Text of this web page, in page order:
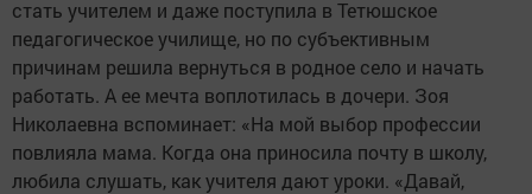
стать учителем и даже поступила в Тетюшское
педагогическое училище, но по субъективным
причинам решила вернуться в родное село и начать
работать. А ее мечта воплотилась в дочери. Зоя
Николаевна вспоминает: «На мой выбор профессии
повлияла мама. Когда она приносила почту в школу,
любила слушать, как учителя дают уроки. «Давай,